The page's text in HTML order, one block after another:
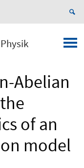
Abelian
of an
model